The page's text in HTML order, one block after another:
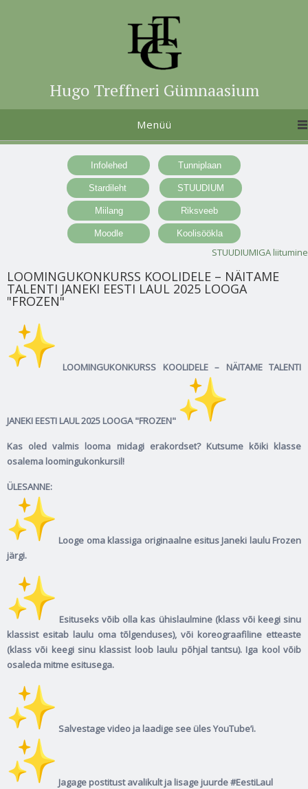
Hugo Treffneri Gümnaasium
Menüü
STUUDIUMIGA liitumine
LOOMINGUKONKURSS KOOLIDELE – NÄITAME
TALENTI JANEKI EESTI LAUL 2025 LOOGA
"FROZEN"
LOOMINGUKONKURSS KOOLIDELE – NÄITAME TALENTI
JANEKI EESTI LAUL 2025 LOOGA "FROZEN"
Kas oled valmis looma midagi erakordset? Kutsume kõiki klasse
osalema loomingukonkursil!
ÜLESANNE:
Looge oma klassiga originaalne esitus Janeki laulu Frozen
järgi.
Esituseks võib olla kas ühislaulmine (klass või keegi sinu
klassist esitab laulu oma tõlgenduses), või koreograafiline etteaste
(klass või keegi sinu klassist loob laulu põhjal tantsu). Iga kool võib
osaleda mitme esitusega.
Salvestage video ja laadige see üles YouTube’i.
Jagage postitust avalikult ja lisage juurde #EestiLaul